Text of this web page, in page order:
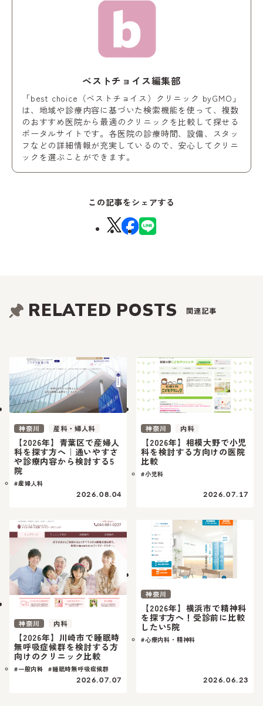
ベストチョイス編集部
「best choice（ベストチョイス）クリニック byGMO」
は、地域や診療内容に基づいた検索機能を使って、複数
のおすすめ医院から最適のクリニックを比較して探せる
ポータルサイトです。各医院の診療時間、設備、スタッ
フなどの詳細情報が充実しているので、安心してクリニ
ックを選ぶことができます。
この記事をシェアする
RELATED POSTS 関連記事
神奈川 産科・婦人科
【2026年】青葉区で産婦人
科を探す方へ｜通いやすさ
や診療内容から検討する5
院
#産婦人科
2026.08.04
神奈川 内科
【2026年】相模大野で小児
科を検討する方向けの医院
比較
#小児科
2026.07.17
神奈川 内科
【2026年】川崎市で睡眠時
無呼吸症候群を検討する方
向けのクリニック比較
#一般内科 #睡眠時無呼吸症候群
2026.07.07
神奈川
【2026年】横浜市で精神科
を探す方へ！受診前に比較
したい5院
#心療内科・精神科
2026.06.23